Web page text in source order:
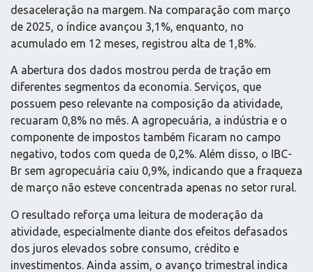
desaceleração na margem. Na comparação com março
de 2025, o índice avançou 3,1%, enquanto, no
acumulado em 12 meses, registrou alta de 1,8%.
A abertura dos dados mostrou perda de tração em
diferentes segmentos da economia. Serviços, que
possuem peso relevante na composição da atividade,
recuaram 0,8% no mês. A agropecuária, a indústria e o
componente de impostos também ficaram no campo
negativo, todos com queda de 0,2%. Além disso, o IBC-
Br sem agropecuária caiu 0,9%, indicando que a fraqueza
de março não esteve concentrada apenas no setor rural.
O resultado reforça uma leitura de moderação da
atividade, especialmente diante dos efeitos defasados
dos juros elevados sobre consumo, crédito e
investimentos. Ainda assim, o avanço trimestral indica